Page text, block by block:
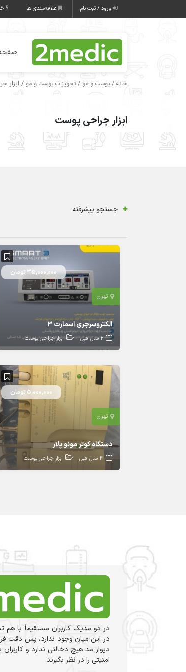
ورود / ثبت نام علاقه‌مندی ها
خانه / پوست و مو / تجهیزات پوست و مو / ابزار
ابزار جراحی پوست
جستجو پیشرفته
تهران
35,000,000 تومان
الکتروسرجری اسمارت ۳
2 سال قبل ابزار جراحی پوست
تهران
5,000,000 تومان
دستگاه کوتر مونو پلار
4 سال قبل ابزار جراحی پوست
در دو مدیک کاربران مستقیماً با هم
در این میان وجود ندارد، پس دقت
دیوار مد هیچ دخالتی ندارد و
امنیتی را در نظر بگیرند.